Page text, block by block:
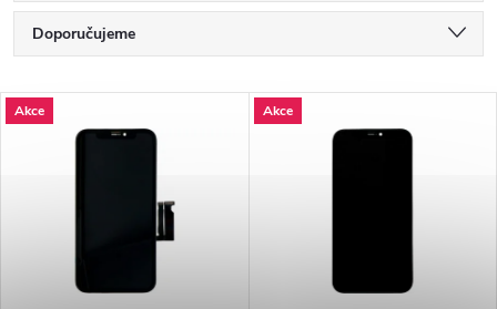
Ř
a
Doporučujeme
Nejdražší
V
Akce Akce